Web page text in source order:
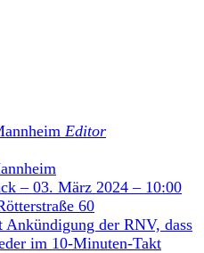
Editor
– 03. März 2024 – 10:00
60
Ankündigung der RNV, dass
im 10-Minuten-Takt